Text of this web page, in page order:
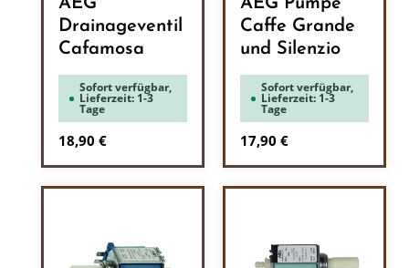
AEG
Drainageventil
Cafamosa
Sofort verfügbar,
Lieferzeit: 1-3
Tage
Regulärer Preis:
18,90 €
AEG Pumpe
Caffe Grande
und Silenzio
Sofort verfügbar,
Lieferzeit: 1-3
Tage
Regulärer Preis:
17,90 €